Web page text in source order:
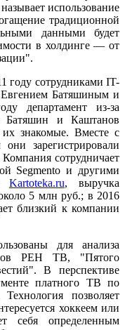
использование
традиционной
данными будет
в холдинге — от
году сотрудниками IT-
Евгением Батяшиным и
департамент из-за
Батяшин и Каштанов
знакомые. Вместе с
зарегистрировали
сотрудничает
Segmento и другими
Kartoteka.ru, выручка
5 млн руб.; в 2016
близкий к компании
для анализа
РЕН ТВ, "Пятого
В перспективе
платного ТВ по
позволяет
хоккеем или
себя определенным